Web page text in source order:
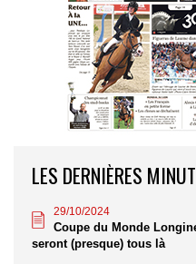
LES DERNIÈRES
29/10/2024
Coupe du Monde
seront (presque) tous là